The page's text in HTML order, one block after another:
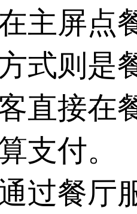
主屏点
式则是
直接在
支付。
过餐厅